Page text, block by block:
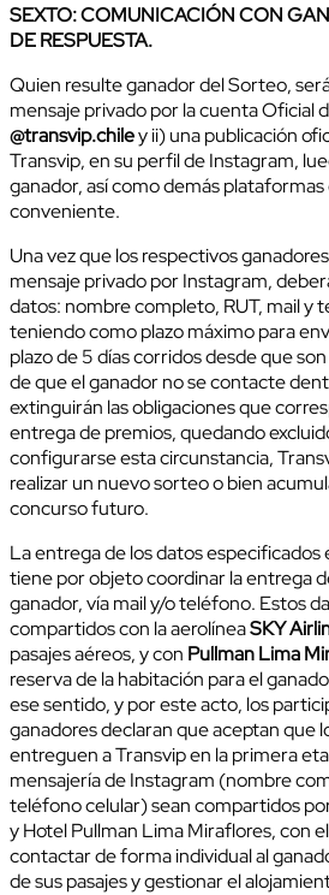
SEXTO: COMUNICACIÓN CON
DE RESPUESTA.
Quien resulte ganador del Sorteo,
mensaje privado por la cuenta Oficial
@transvip.chiley ii) una publicación
Transvip, en su perfil de Instagram,
ganador, así como demás
conveniente.
Una vez que los respectivos
mensaje privado por Instagram,
datos: nombre completo, RUT, mail y
teniendo como plazo máximo para
plazo de 5 días corridos desde que
de que el ganador no se contacte
extinguirán las obligaciones que
entrega de premios, quedando
configurarse esta circunstancia,
realizar un nuevo sorteo o bien
concurso futuro.
La entrega de los datos
tiene por objeto coordinar la entrega
ganador, vía mail y/o teléfono. Estos
compartidos con la aerolíneaSKY
pasajes aéreos, y con Pullman Lima
reserva de la habitación para el
ese sentido, y por este acto, los
ganadores declaran que aceptan que
entreguen a Transvip en la primera
mensajería de Instagram (nombre
teléfono celular) sean compartidos
y Hotel Pullman Lima Miraflores, con
contactar de forma individual al
de sus pasajes y gestionar el